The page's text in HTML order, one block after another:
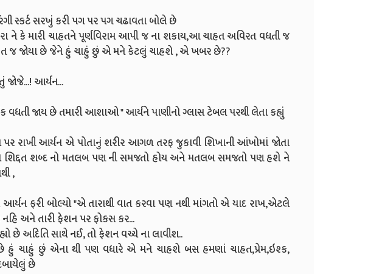
સ્કર્ટ સરખું કરી પગ પર પગ ચઢાવતા બોલે છે
ને કે મારી ચાહતને પૂર્ણવિરામ આપી જ ના શકાય,આ ચાહત અવિરત વધતી જ
જ જોયા છે જેને હું ચાહું છું એ મને કેટલું ચાહશે , એ ખબર છે??
જોજે...! આર્યન...
જાય છે તમારી આશાઓ " આર્યને પાણીનો ગ્લાસ ટેબલ પરથી લેતા કહ્યું
પર રાખી આર્યન એ પોતાનું શરીર આગળ તરફ જુકાવી શિખાની આંખોમાં જોતા
શિદ્દત શબ્દ નો મતલબ પણ ની સમજતો હોય અને મતલબ સમજતો પણ હશે ને
,
ફરી બોલ્યો "એ તારાથી વાત કરવા પણ નથી માંગતો એ યાદ રાખ,એટલે
અને તારી ફેશન પર ફોકસ કર...
છે અદિતિ સાથે નઈ, તો ફેશન વચ્ચે ના લાવીશ..
ચાહું છું એના થી પણ વધારે એ મને ચાહશે બસ હમણાં ચાહત,પ્રેમ,ઇશ્ક,
છે